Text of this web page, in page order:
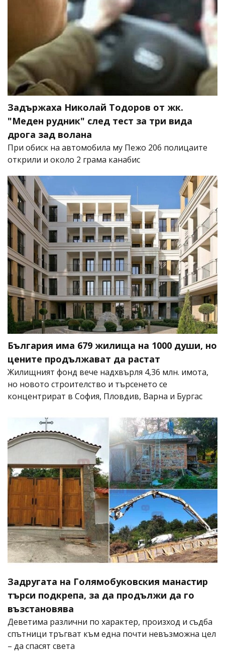
Задържаха Николай Тодоров от жк.
"Меден рудник" след тест за три вида
дрога зад волана
При обиск на автомобила му Пежо 206 полицаите
открили и около 2 грама канабис
България има 679 жилища на 1000 души, но
цените продължават да растат
Жилищният фонд вече надхвърля 4,36 млн. имота,
но новото строителство и търсенето се
концентрират в София, Пловдив, Варна и Бургас
Задругата на Голямобуковския манастир
търси подкрепа, за да продължи да го
възстановява
Деветима различни по характер, произход и съдба
спътници тръгват към една почти невъзможна цел
– да спасят света